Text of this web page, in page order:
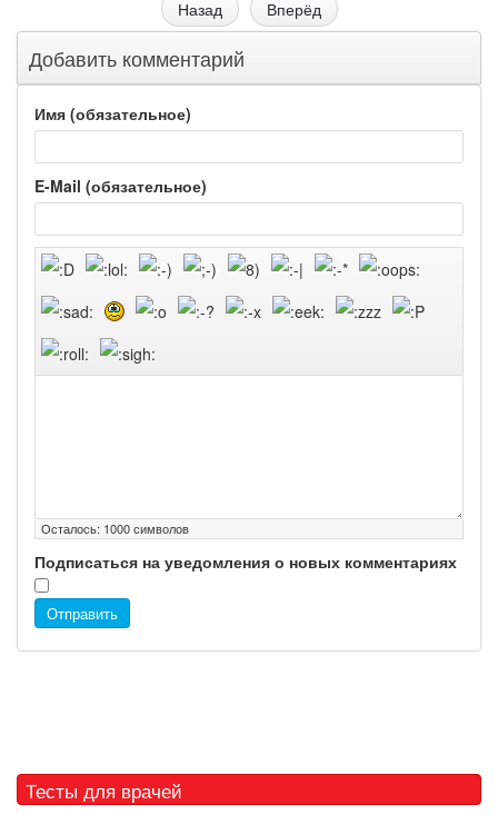
Назад
Вперёд
Добавить комментарий
Имя (обязательное)
E-Mail (обязательное)
Осталось: 1000символов
Подписаться на уведомления о новых комментариях
Отправить
Тесты для врачей